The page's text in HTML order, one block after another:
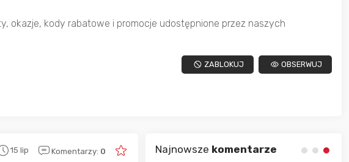
okazje, kody rabatowe i promocje udostępnione przez naszych
OBSERWUJ
ZABLOKUJ
15 lip Komentarzy: 0 Najnowsze komentarze